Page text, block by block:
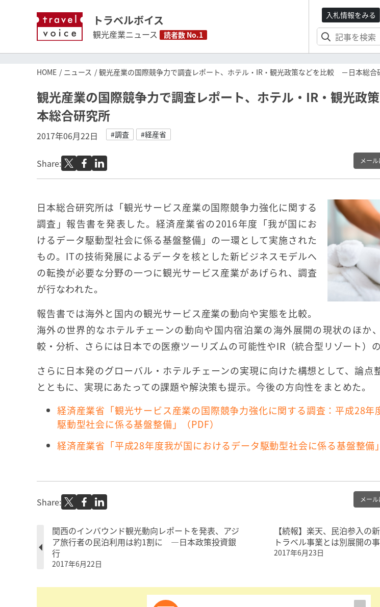
トラベルボイス
観光産業ニュース 読者数 No.1
入札情報をみる
HOME ニュース 観光産業の国際競争力で調査レポート、ホテル・IR・観光政策などを比較 －日本総合
観光産業の国際競争力で調査レポート、ホテル・IR・観光政
本総合研究所
2017年06月22日 #調査 #経産省
Share: メー
日本総合研究所は「観光サービス産業の国際競争力強化に関する
調査」報告書を発表した。経済産業省の2016年度「我が国にお
けるデータ駆動型社会に係る基盤整備」の一環として実施された
もの。ITの技術発展によるデータを核とした新ビジネスモデルへ
の転換が必要な分野の一つに観光サービス産業があげられ、調査
が行なわれた。
報告書では海外と国内の観光サービス産業の動向や実態を比較。
海外の世界的なホテルチェーンの動向や国内宿泊業の海外展開の現状のほか
較・分析、さらには日本での医療ツーリズムの可能性やIR（統合型リゾート）
さらに日本発のグローバル・ホテルチェーンの実現に向けた構想として、論点
とともに、実現にあたっての課題や解決策も提示。今後の方向性をまとめた。
経済産業省「観光サービス産業の国際競争力強化に関する調査：平成28年
駆動型社会に係る基盤整備」（PDF）
経済産業省「平成28年度我が国におけるデータ駆動型社会に係る基盤整備
Share: メー
関西のインバウンド観光動向レポートを発表、アジ
ア旅行者の民泊利用は約1割に ―日本政策投資銀
行
2017年6月22日
【続報】楽天、民泊参入の
トラベル事業とは別展開の
2017年6月23日